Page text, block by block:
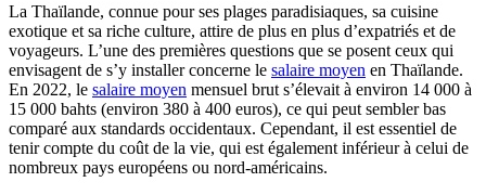
La Thaïlande, connue pour ses plages paradisiaques, sa cuisine
exotique et sa riche culture, attire de plus en plus d’expatriés et de
voyageurs. L’une des premières questions que se posent ceux qui
envisagent de s’y installer concerne le salaire moyen en Thaïlande.
En 2022, le salaire moyen mensuel brut s’élevait à environ 14 000 à
15 000 bahts (environ 380 à 400 euros), ce qui peut sembler bas
comparé aux standards occidentaux. Cependant, il est essentiel de
tenir compte du coût de la vie, qui est également inférieur à celui de
nombreux pays européens ou nord-américains.